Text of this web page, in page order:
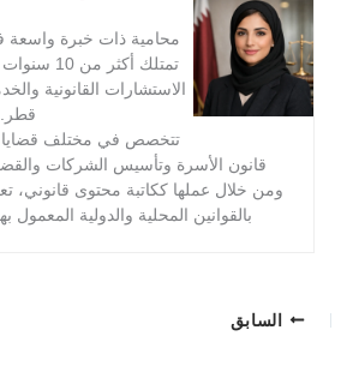
محامية ذات خبرة واسعة
تمتلك
الاستشارات القانونية
قطر.
تتخصص في مختلف قضايا
قانون الأسرة وتأسيس الشركات
ومن خلال عملها ككاتبة محتوى قانوني،
بالقوانين المحلية والدولية المعمول
السابق